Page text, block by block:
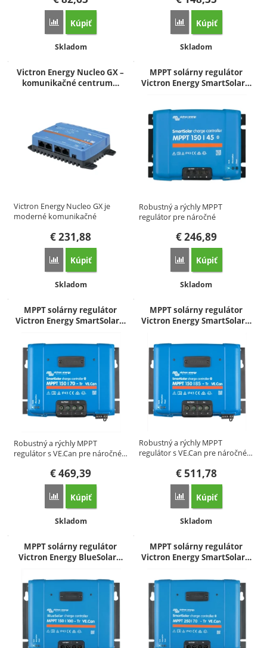
Porovnať
Kúpiť
Dostupnosť:
Skladom
Porovnať
Kúpiť
Dostupnosť:
Skladom
Victron Energy Nucleo GX –
komunikačné centrum…
Victron Energy Nucleo GX je
moderné komunikačné
€231,88
Porovnať
Kúpiť
Dostupnosť:
Skladom
MPPT solárny regulátor
Victron Energy SmartSolar…
Robustný a rýchly MPPT
regulátor pre náročné
€246,89
Porovnať
Kúpiť
Dostupnosť:
Skladom
MPPT solárny regulátor
Victron Energy SmartSolar…
Robustný a rýchly MPPT
regulátor s VE.Can pre náročné…
€469,39
Porovnať
Kúpiť
Dostupnosť:
Skladom
MPPT solárny regulátor
Victron Energy SmartSolar…
Robustný a rýchly MPPT
regulátor s VE.Can pre náročné…
€511,78
Porovnať
Kúpiť
Dostupnosť:
Skladom
MPPT solárny regulátor
Victron Energy BlueSolar…
MPPT solárny regulátor
Victron Energy SmartSolar…